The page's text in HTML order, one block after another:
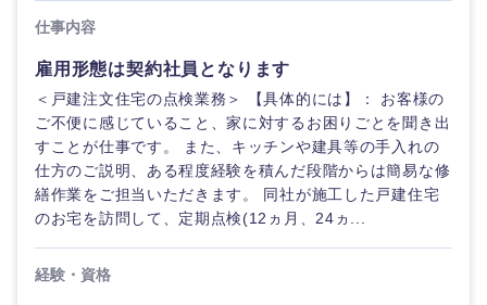
企画
ド
管理
SCM
人事
事業企画・事業開発
事業管理
新規事業企画・立上げ
管理
SCM
人事
エネルギー・資源・環境
自動車・機械・船舶
電気・電子・半導体
素材・化学・金属
秋田県 岩手県
宮城県 山形県
推奨年齢
40代 50代
仕事内容
雇用形態は契約社員となります
＜戸建注文住宅の点検業務＞ 【具体的には】： お客様の
ご不便に感じていること、家に対するお困りごとを聞き出
すことが仕事です。 また、キッチンや建具等の手入れの
仕方のご説明、ある程度経験を積んだ段階からは簡易な修
繕作業をご担当いただきます。 同社が施工した戸建住宅
のお宅を訪問して、定期点検(12ヵ月、24ヵ...
経験・資格